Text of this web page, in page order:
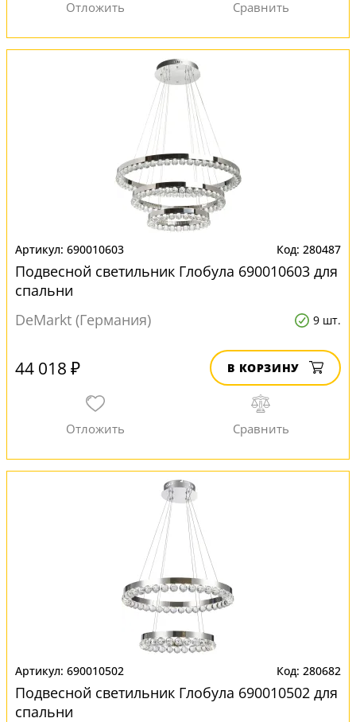
690010603 280487
Подвесной светильник Глобула 690010603 для
спальни
DeMarkt (Германия)
9 шт.
44 018 ₽ В КОРЗИНУ
690010502 280682
Подвесной светильник Глобула 690010502 для
спальни